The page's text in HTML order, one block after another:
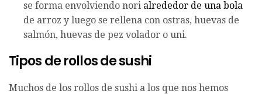
se forma envolviendo nori alrededor de una bola
de arroz y luego se rellena con ostras, huevas de
salmón, huevas de pez volador o uni.
Tipos de rollos de sushi
Muchos de los rollos de sushi a los que nos hemos